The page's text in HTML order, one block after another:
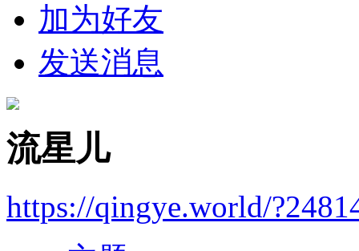
加为好友
发送消息
流星儿
https://qingye.world/